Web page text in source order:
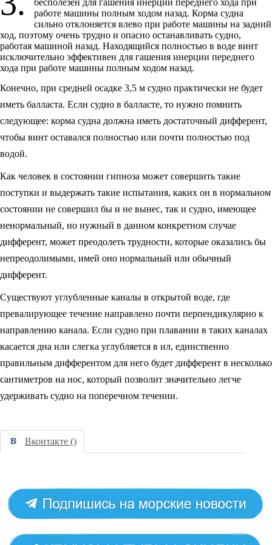
бесполезен для гашения инерции переднего хода при
работе машины полным ходом назад. Корма судна
сильно отклоняется влево при работе машины на задний
ход, поэтому очень трудно и опасно останавливать судно,
работая машиной назад. Находящийся полностью в воде винт
исключительно эффективен для гашения инерции переднего
хода при работе машины полным ходом назад.
Конечно, при средней осадке 3,5 м судно практически не будет
иметь балласта. Если судно в балласте, то нужно помнить
следующее: корма судна должна иметь достаточный дифферент,
чтобы винт оставался полностью или почти полностью под
водой.
Как человек в состоянии гипноза может совершить такие
поступки и выдержать такие испытания, каких он в нормальном
состоянии не совершил бы и не вынес, так и судно, имеющее
ненормальный, но нужный в данном конкретном случае
дифферент, может преодолеть трудности, которые оказались бы
непреодолимыми, имей оно нормальный или обычный
дифферент.
Существуют углубленные каналы в открытой воде, где
превалирующее течение направлено почти перпендикулярно к
направлению канала. Если судно при плавании в таких каналах
касается дна или слегка углубляется в ил, единственно
правильным дифферентом для него будет дифферент в несколько
сантиметров на нос, который позволит значительно легче
удерживать судно на поперечном течении.
Вконтакте ()